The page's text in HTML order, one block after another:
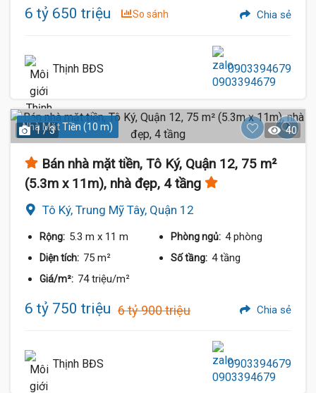
6 tỷ 650 triệu So sánh Chia sẻ
Thịnh BĐS 0903394679
Nhà Mặt Tiền (10 m)
1 / 3 40
Bán nhà mặt tiền, Tô Ký, Quận 12, 75 m²
(5.3m x 11m), nhà đẹp, 4 tầng
Tô Ký, Trung Mỹ Tây, Quận 12
Rộng: 5.3 m x 11 m Phòng ngủ: 4 phòng
Diện tích: 75 m² Số tầng: 4 tầng
Giá/m²: 74 triệu/m²
6 tỷ 750 triệu 6 tỷ 900 triệu Chia sẻ
Thịnh BĐS 0903394679